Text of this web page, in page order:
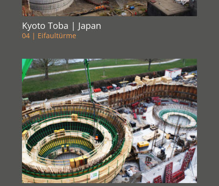
Kyoto Toba | Japan
04 | Eifaultürme